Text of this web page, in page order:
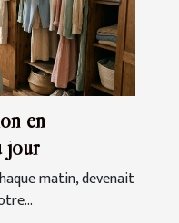
en
jour
matin, devenait